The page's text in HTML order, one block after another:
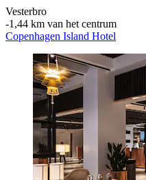
Vesterbro
‐1,44 km van het centrum
Copenhagen Island Hotel